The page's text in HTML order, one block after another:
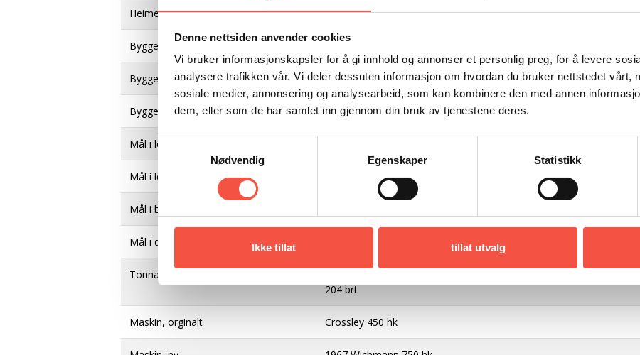
Denne nettsiden anvender cookies
Vi bruker informasjonskapsler for å gi innhold og annonser et personlig preg, for å levere
analysere trafikken vår. Vi deler dessuten informasjon om hvordan du bruker nettstedet vårt,
sosiale medier, annonsering og analysearbeid, som kan kombinere den med annen
dem, eller som de har samlet inn gjennom din bruk av tjenestene deres.
Samtykkevalg
Nødvendig
Egenskaper Statistikk
Ikke tillat tillat utvalg
Heimehamn Ulsteinvik - Tromsø
Byggeverft Erik Lindstøl, Søndeled, Risør - bygg nr. 236
Byggeår 1949
Byggematerial Tre
Mål i lengde, byggeår
Mål i lengde etter ombygging
Mål i breidde, byggeår
Mål i djupne, byggeår
Tonnasje
204 brt
Maskin, orginalt Crossley 450 hk